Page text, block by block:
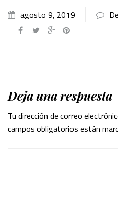
agosto 9, 2019
Deja una respuesta
Tu dirección de correo
campos obligatorios están